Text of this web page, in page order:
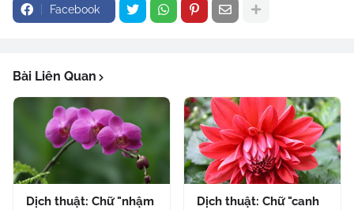
Facebook
Bài Liên Quan
Dịch thuật: Chữ "nhậm
Dịch thuật: Chữ "canh